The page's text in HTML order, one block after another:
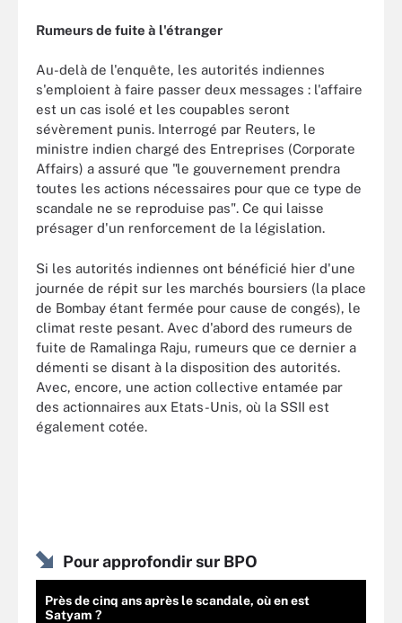
Rumeurs de fuite à l'étranger
Au-delà de l'enquête, les autorités indiennes
s'emploient à faire passer deux messages : l'affaire
est un cas isolé et les coupables seront
sévèrement punis. Interrogé par Reuters, le
ministre indien chargé des Entreprises (Corporate
Affairs) a assuré que "le gouvernement prendra
toutes les actions nécessaires pour que ce type de
scandale ne se reproduise pas". Ce qui laisse
présager d'un renforcement de la législation.
Si les autorités indiennes ont bénéficié hier d'une
journée de répit sur les marchés boursiers (la place
de Bombay étant fermée pour cause de congés), le
climat reste pesant. Avec d'abord des rumeurs de
fuite de Ramalinga Raju, rumeurs que ce dernier a
démenti se disant à la disposition des autorités.
Avec, encore, une action collective entamée par
des actionnaires aux Etats-Unis, où la SSII est
également cotée.
Pour approfondir sur BPO
Près de cinq ans après le scandale, où en est
Satyam ?